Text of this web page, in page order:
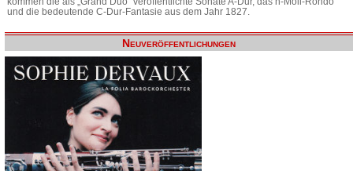
und die bedeutende C-Dur-Fantasie aus dem Jahr 1827.
Neuveröffentlichungen